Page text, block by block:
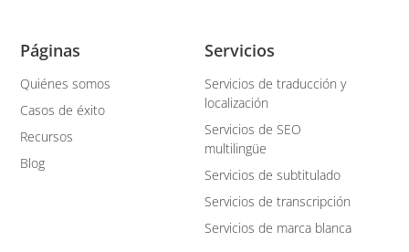
Servicios
Servicios de traducción y
localización
Servicios de SEO
multilingüe
Servicios de subtitulado
Servicios de transcripción
Servicios de marca blanca
Páginas
Quiénes somos
Casos de éxito
Recursos
Blog